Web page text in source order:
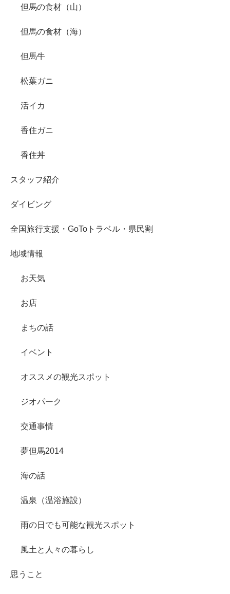
但馬の食材（山）
但馬の食材（海）
但馬牛
松葉ガニ
活イカ
香住ガニ
香住丼
スタッフ紹介
ダイビング
全国旅行支援・GoToトラベル・県民割
地域情報
お天気
お店
まちの話
イベント
オススメの観光スポット
ジオパーク
交通事情
夢但馬2014
海の話
温泉（温浴施設）
雨の日でも可能な観光スポット
風土と人々の暮らし
思うこと